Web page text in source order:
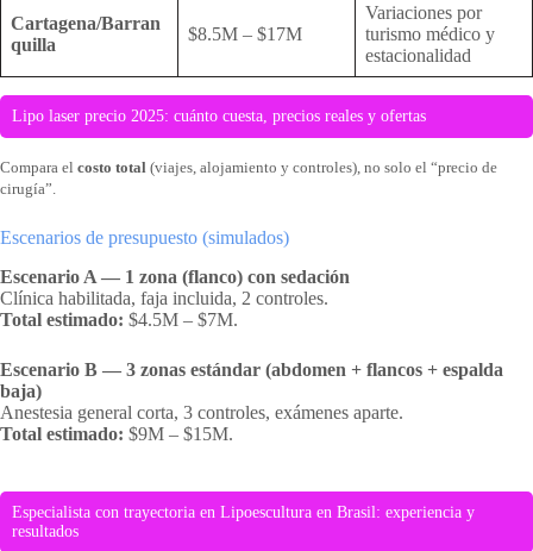
Cartagena/Barran
quilla
$8.5M – $17M
Variaciones por
turismo médico y
estacionalidad
Lipo laser precio 2025: cuánto cuesta, precios reales y ofertas
Compara el costo total (viajes, alojamiento y controles), no solo el “precio de
cirugía”.
Escenarios de presupuesto (simulados)
Escenario A — 1 zona (flanco) con sedación
Clínica habilitada, faja incluida, 2 controles.
Total estimado: $4.5M – $7M.
Escenario B — 3 zonas estándar (abdomen + flancos + espalda
baja)
Anestesia general corta, 3 controles, exámenes aparte.
Total estimado: $9M – $15M.
Especialista con trayectoria en Lipoescultura en Brasil: experiencia y
resultados